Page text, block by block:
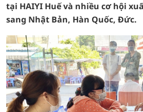
tại HAIYI Huế và nhiều cơ hội
sang Nhật Bản, Hàn Quốc, Đức.